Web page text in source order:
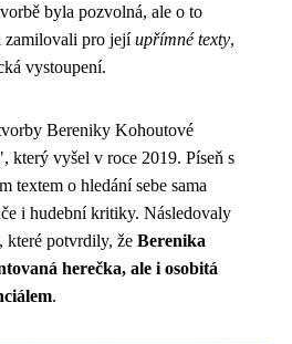
byla pozvolná, ale o to
zamilovali pro jejíupřímné texty,
vystoupení.
Bereniky Kohoutové
který vyšel v roce 2019. Píseň s
textem o hledání sebe sama
i hudební kritiky. Následovaly
potvrdily, že Berenika
herečka, ale i osobitá
.